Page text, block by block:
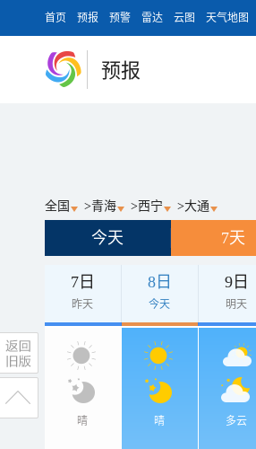
首页 预报 预警 雷达 云图 天气地图
预报
全国 >青海 >西宁 >大通
今天 7天
7日
昨天
8日
今天
9日
明天
晴 晴 多云